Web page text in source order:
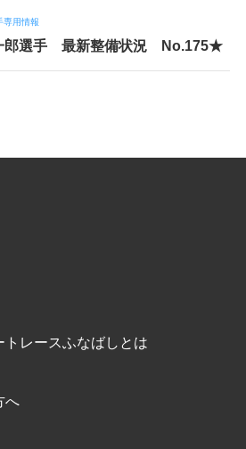
専用情報
郎選手 最新整備状況 No.175★
レースふなばしとは
へ